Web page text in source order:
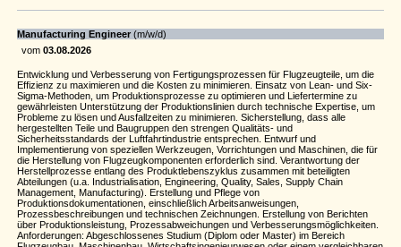
Manufacturing Engineer (m/w/d)
vom 03.08.2026
Entwicklung und Verbesserung von Fertigungsprozessen für Flugzeugteile, um die
Effizienz zu maximieren und die Kosten zu minimieren. Einsatz von Lean- und Six-
Sigma-Methoden, um Produktionsprozesse zu optimieren und Liefertermine zu
gewährleisten Unterstützung der Produktionslinien durch technische Expertise, um
Probleme zu lösen und Ausfallzeiten zu minimieren. Sicherstellung, dass alle
hergestellten Teile und Baugruppen den strengen Qualitäts- und
Sicherheitsstandards der Luftfahrtindustrie entsprechen. Entwurf und
Implementierung von speziellen Werkzeugen, Vorrichtungen und Maschinen, die für
die Herstellung von Flugzeugkomponenten erforderlich sind. Verantwortung der
Herstellprozesse entlang des Produktlebenszyklus zusammen mit beteiligten
Abteilungen (u.a. Industrialisation, Engineering, Quality, Sales, Supply Chain
Management, Manufacturing). Erstellung und Pflege von
Produktionsdokumentationen, einschließlich Arbeitsanweisungen,
Prozessbeschreibungen und technischen Zeichnungen. Erstellung von Berichten
über Produktionsleistung, Prozessabweichungen und Verbesserungsmöglichkeiten.
Anforderungen: Abgeschlossenes Studium (Diplom oder Master) im Bereich